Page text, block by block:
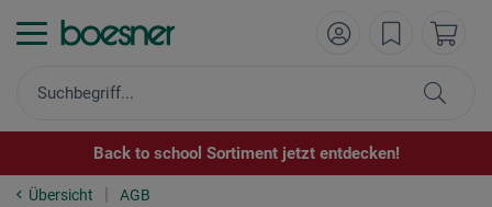
Back to school Sortiment jetzt entdecken!
Übersicht AGB